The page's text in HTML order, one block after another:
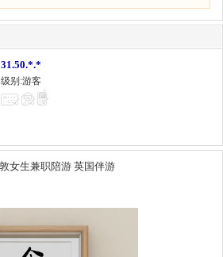
31.50.*.*
级别:游客